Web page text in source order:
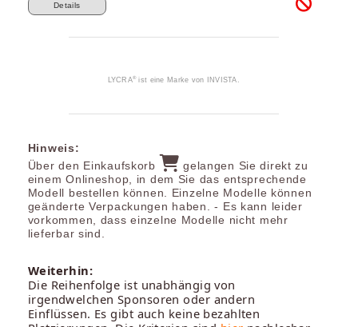
Details
LYCRA®ist eine Marke von INVISTA.
Hinweis:
Über den Einkaufskorb
gelangen Sie direkt zu
einem Onlineshop, in dem Sie das entsprechende
Modell bestellen können. Einzelne Modelle können
geänderte Verpackungen haben. - Es kann leider
vorkommen, dass einzelne Modelle nicht mehr
lieferbar sind.
Weiterhin:
Die Reihenfolge ist unabhängig von
irgendwelchen Sponsoren oder andern
Einflüssen. Es gibt auch keine bezahlten